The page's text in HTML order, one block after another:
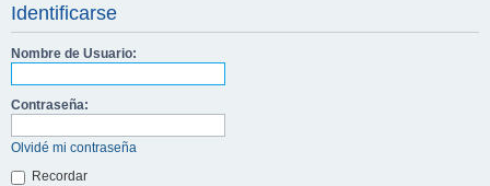
Identificarse
Nombre de Usuario:
Contraseña:
Olvidé mi contraseña
Recordar